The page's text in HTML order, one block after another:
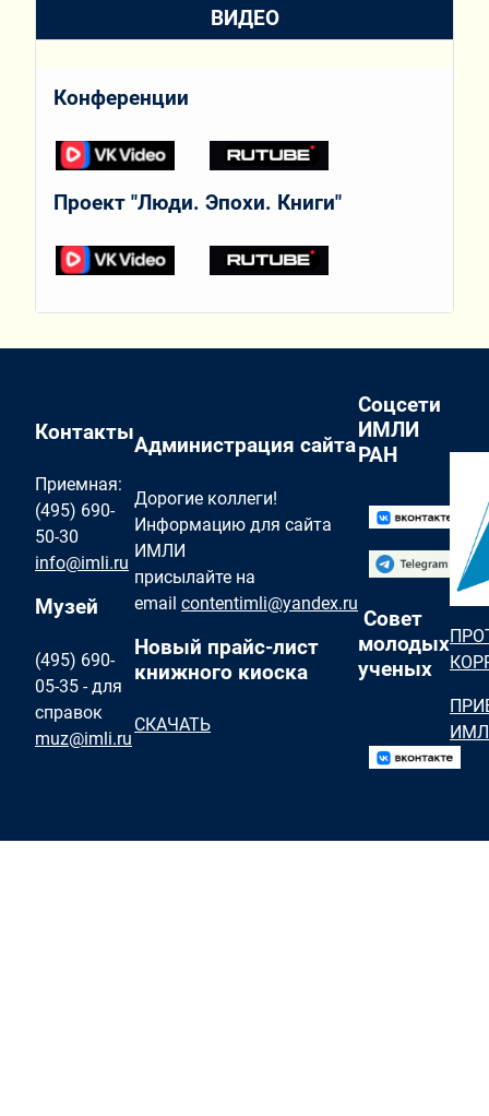
ВИДЕО
Конференции
Проект "Люди. Эпохи. Книги"
Контакты
Приемная:
(495) 690-
50-30
info@imli.ru
Музей
(495) 690-
05-35 - для
справок
muz@imli.ru
Администрация сайта
Дорогие коллеги!
Информацию для сайта
ИМЛИ
присылайте на
email contentimli@yandex.ru
Новый прайс-лист
книжного киоска
СКАЧАТЬ
Соцсети
ИМЛИ
РАН
Совет
молодых
ученых